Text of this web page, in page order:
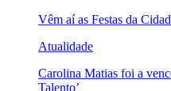
Vêm aí as Festas da
Atualidade
Carolina Matias foi a
Talento’